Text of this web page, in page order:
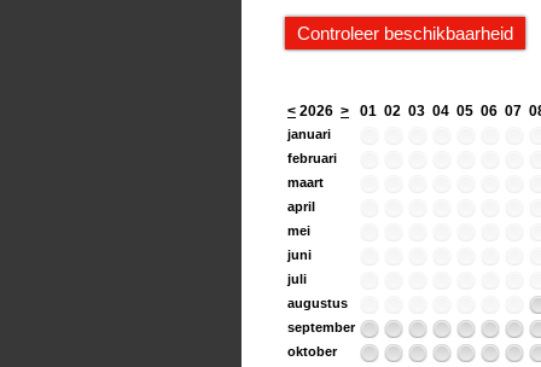
< 2026 > 01 02 03 04 05 06 07
januari
februari
maart
april
mei
juni
juli
augustus
september
oktober